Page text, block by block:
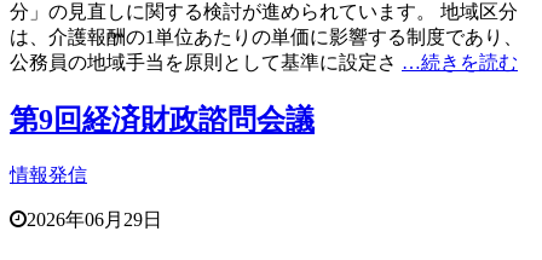
分」の見直しに関する検討が進められています。 地域区分
は、介護報酬の1単位あたりの単価に影響する制度であり、
公務員の地域手当を原則として基準に設定さ …続きを読む
第9回経済財政諮問会議
情報発信
2026年06月29日